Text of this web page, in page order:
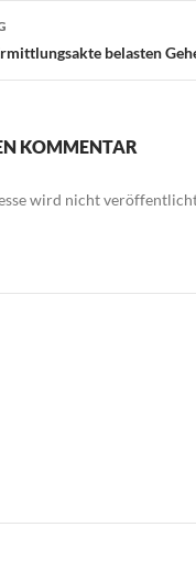
belasten
KOMMENTAR
wird nicht